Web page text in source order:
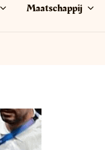
Maatschappij